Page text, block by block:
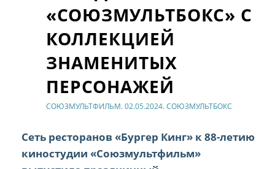
«СОЮЗМУЛЬТБОКС» С
КОЛЛЕКЦИЕЙ
ЗНАМЕНИТЫХ
ПЕРСОНАЖЕЙ
СОЮЗМУЛЬТФИЛЬМ. 02.05.2024. СОЮЗМУЛЬТБОКС
Сеть ресторанов «Бургер Кинг» к 88-летию
киностудии «Союзмультфильм»